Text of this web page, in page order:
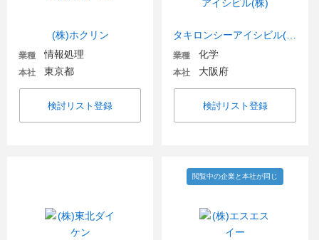
(株)ホクリン
業種 情報処理
本社 東京都
検討リスト登録
業種 化学
本社 大阪府
検討リスト登録
閲覧中の企業と本社が同じ